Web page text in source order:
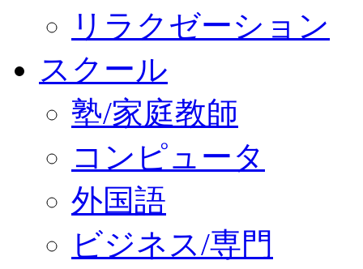
リラクゼーション
スクール
塾/家庭教師
コンピュータ
外国語
ビジネス/専門